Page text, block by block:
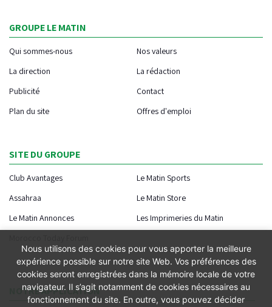
GROUPE LE MATIN
Qui sommes-nous
Nos valeurs
La direction
La rédaction
Publicité
Contact
Plan du site
Offres d'emploi
SITE DU GROUPE
Club Avantages
Le Matin Sports
Assahraa
Le Matin Store
Le Matin Annonces
Les Imprimeries du Matin
NOTRE APPLICATION
Nous utilisons des cookies pour vous apporter la meilleure
expérience possible sur notre site Web. Vos préférences des
cookies seront enregistrées dans la mémoire locale de votre
navigateur. Il s’agit notamment de cookies nécessaires au
fonctionnement du site. En outre, vous pouvez décider